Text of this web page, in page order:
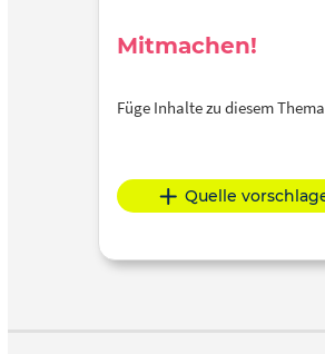
Mitmachen!
Füge Inhalte zu diesem
Quelle